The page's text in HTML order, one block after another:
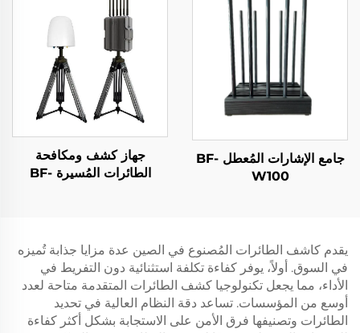
جامع الإشارات المُعطل BF-
W100
جهاز كشف ومكافحة
الطائرات المُسيرة BF-
يقدم كاشف الطائرات المُصنوع في الصين عدة مزايا جذابة تُميزه
في السوق. أولاً، يوفر كفاءة تكلفة استثنائية دون التفريط في
الأداء، مما يجعل تكنولوجيا كشف الطائرات المتقدمة متاحة لعدد
أوسع من المؤسسات. تساعد دقة النظام العالية في تحديد
الطائرات وتصنيفها فرق الأمن على الاستجابة بشكل أكثر كفاءة